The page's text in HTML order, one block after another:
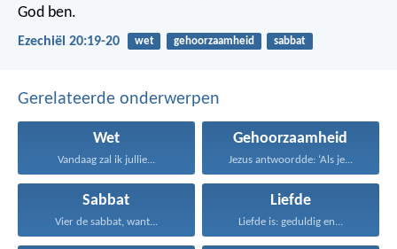
God ben.
Ezechiël 20:19-20 wet gehoorzaamheid sabbat
Gerelateerde onderwerpen
Wet
Vandaag zal ik jullie...
Gehoorzaamheid
Jezus antwoordde: ‘Als je...
Sabbat
Vier de sabbat, want...
Liefde
Liefde is: geduldig en...